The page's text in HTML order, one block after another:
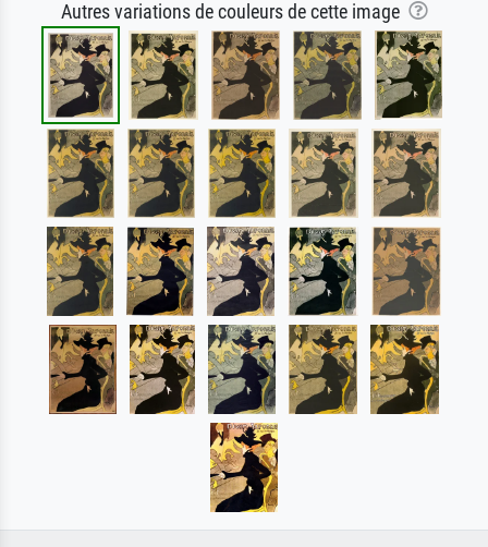
Autres variations de couleurs de cette image